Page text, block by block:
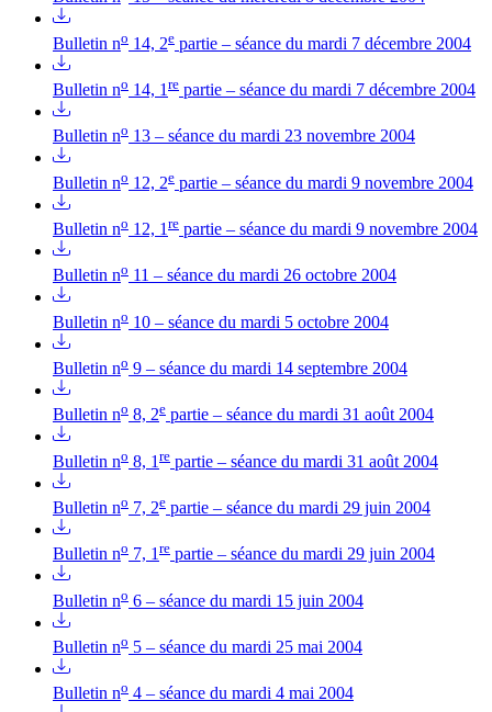
Bulletin no 14, 2e partie – séance du mardi 7 décembre 2004
Bulletin no 14, 1 re partie – séance du mardi 7 décembre 2004
Bulletin no 13 – séance du mardi 23 novembre 2004
Bulletin no 12, 2e partie – séance du mardi 9 novembre 2004
Bulletin no 12, 1 re partie – séance du mardi 9 novembre 2004
Bulletin no 11 – séance du mardi 26 octobre 2004
Bulletin no 10 – séance du mardi 5 octobre 2004
Bulletin no 9 – séance du mardi 14 septembre 2004
Bulletin no 8, 2e partie – séance du mardi 31 août 2004
Bulletin no 8, 1 re partie – séance du mardi 31 août 2004
Bulletin no 7, 2e partie – séance du mardi 29 juin 2004
Bulletin no 7, 1 re partie – séance du mardi 29 juin 2004
Bulletin no 6 – séance du mardi 15 juin 2004
Bulletin no 5 – séance du mardi 25 mai 2004
Bulletin no 4 – séance du mardi 4 mai 2004